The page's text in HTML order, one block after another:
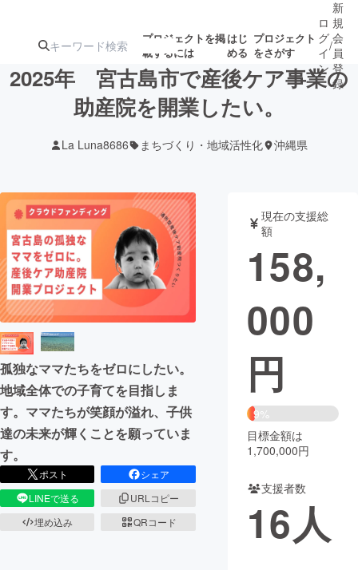
プロジェクトを掲
載するには
はじ
める
プロジェクト
をさがす
ターン
ジェクト
募集終了が近いプ
ロジェクト
されます
アート・写真 音楽
テクノロジー・ガジェット ゲーム・サ
映像・映画
まちづくり・地域活性化
CAMPFIRE for Social Good
CAMPFIRE Creation
コミュニティ
ロ
グ
イ
ン
/
新
規
会
員
登
録
2025年 宮古島市で産後ケア事業の
助産院を開業したい。
La Luna8686 まちづくり・地域活性化 沖縄県
孤独なママたちをゼロにしたい。
地域全体での子育てを目指しま
す。ママたちが笑顔が溢れ、子供
達の未来が輝くことを願っていま
す。
ポスト
シェア
LINEで送る
URLコピー
埋め込み
QRコード
現在の支援総
額
158,
000
円
9%
目標金額は
1,700,000円
支援者数
16人